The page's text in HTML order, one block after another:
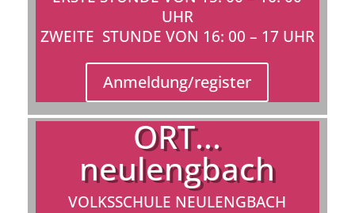
UHR
ZWEITE STUNDE VON 16: 00 – 17 UHR
Anmeldung/register
ORT...
neulengbach
VOLKSSCHULE NEULENGBACH